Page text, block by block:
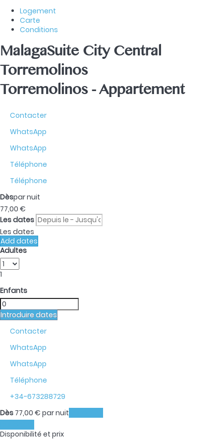
Logement
Carte
Conditions
MalagaSuite City Central
Torremolinos
Torremolinos -Appartement
Contacter
WhatsApp
WhatsApp
Téléphone
Téléphone
Dèspar nuit
77,00 €
Les dates
Les dates
Add dates
Adultes
1
Enfants
Introduire dates
Contacter
WhatsApp
WhatsApp
Téléphone
+34-673288729
Dès 77,00 € par nuit
Disponibilité et prix